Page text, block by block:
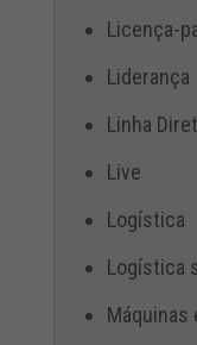
Licença-
Liderança
Linha
Live
Logística
Logística
Máquinas